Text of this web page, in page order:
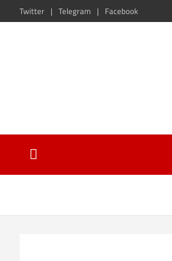
Facebook
Telegram
Twitter